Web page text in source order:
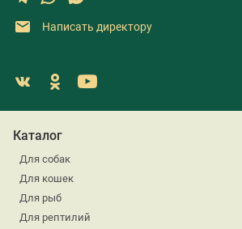
Написать директору
Каталог
Для собак
Для кошек
Для рыб
Для рептилий